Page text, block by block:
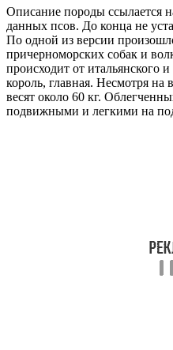
Описание породы ссылается
данных псов. До конца не
По одной из версии
причерноморских собак и
происходит от итальянского
король, главная. Несмотря
весят около 60 кг.
подвижными и легкими на